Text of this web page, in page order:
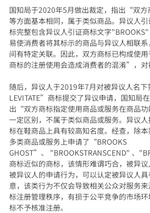
国知局于2020年5月做出裁定，指出 “双方
等方面基本相同，属于类似商品。异议人
标完整包含异议人引证商标文字"BROOKS"
易使消费者将其标示的商品与异议人相联
间有特定关联。因此，双方商标已构成使
商标的注册使用会造成消费者的混淆” ，
随后，异议人于2019年7月对被异议人名下
LEVITATE” 商标提交了异议申请，国知局
出 “双方商标指定使用商品或服务在商品
一定区别，不属于类似商品或服务。异议
标在鞋商品上具有较高知名度。经查，除
多类商品或服务上申请了 “BROOKS
GHOST” 、 "BROOKSTRANSCEND" 、
商标近似的商标，该情形难谓巧合，被异
被异议人的申请行为，可以认定被异议人
意，该类行为不仅会导致相关公众对服务
标注册管理秩序，有损于公平竞争的市场
标不予核准注册。